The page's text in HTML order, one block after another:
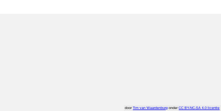
doorTim van Waardenburg onderCC BY-NC-SA 4.0 licentie